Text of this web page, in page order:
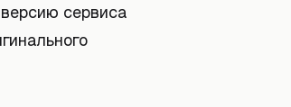
сервиса